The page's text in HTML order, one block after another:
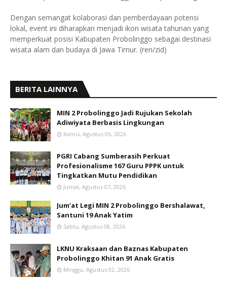
Dengan semangat kolaborasi dan pemberdayaan potensi
lokal, event ini diharapkan menjadi ikon wisata tahunan yang
memperkuat posisi Kabupaten Probolinggo sebagai destinasi
wisata alam dan budaya di Jawa Timur. (ren/zid)
BERITA LAINNYA
MIN 2 Probolinggo Jadi Rujukan Sekolah
Adiwiyata Berbasis Lingkungan
Kamis, Agustus 06, 2026
PGRI Cabang Sumberasih Perkuat
Profesionalisme 167 Guru PPPK untuk
Tingkatkan Mutu Pendidikan
Jumat, Agustus 07, 2026
Jum’at Legi MIN 2 Probolinggo Bershalawat,
Santuni 19 Anak Yatim
Sabtu, Agustus 08, 2026
LKNU Kraksaan dan Baznas Kabupaten
Probolinggo Khitan 91 Anak Gratis
Minggu, Agustus 02, 2026